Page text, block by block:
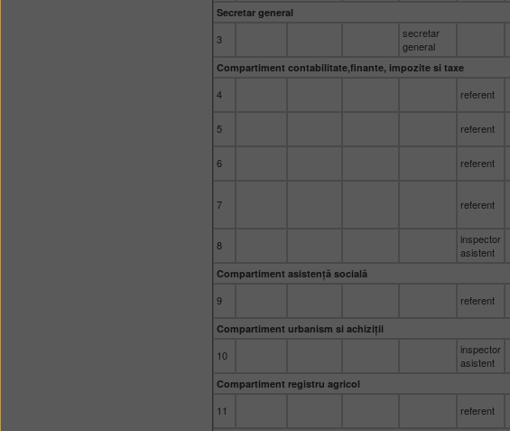
Secretar general
3
secretar
general
Compartiment contabilitate,finante, impozite si taxe
4 referent
5 referent
6 referent
7 referent
8
inspector
asistent
Compartiment asistență socială
9 referent
Compartiment urbanism si achiziții
10
inspector
asistent
Compartiment registru agricol
11 referent